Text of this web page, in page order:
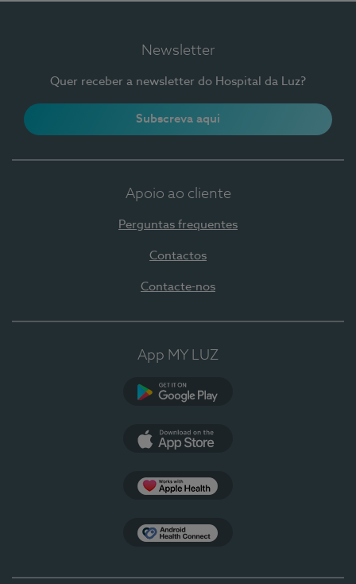
Newsletter
Quer receber a newsletter do Hospital da Luz?
Subscreva aqui
Apoio ao cliente
Perguntas frequentes
Contactos
Contacte-nos
App MY LUZ